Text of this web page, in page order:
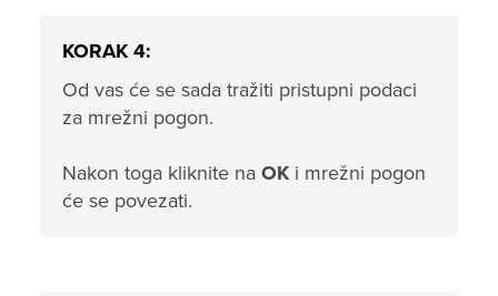
KORAK 4:
Od vas će se sada tražiti pristupni podaci
za mrežni pogon.
Nakon toga kliknite na OKi mrežni pogon
će se povezati.